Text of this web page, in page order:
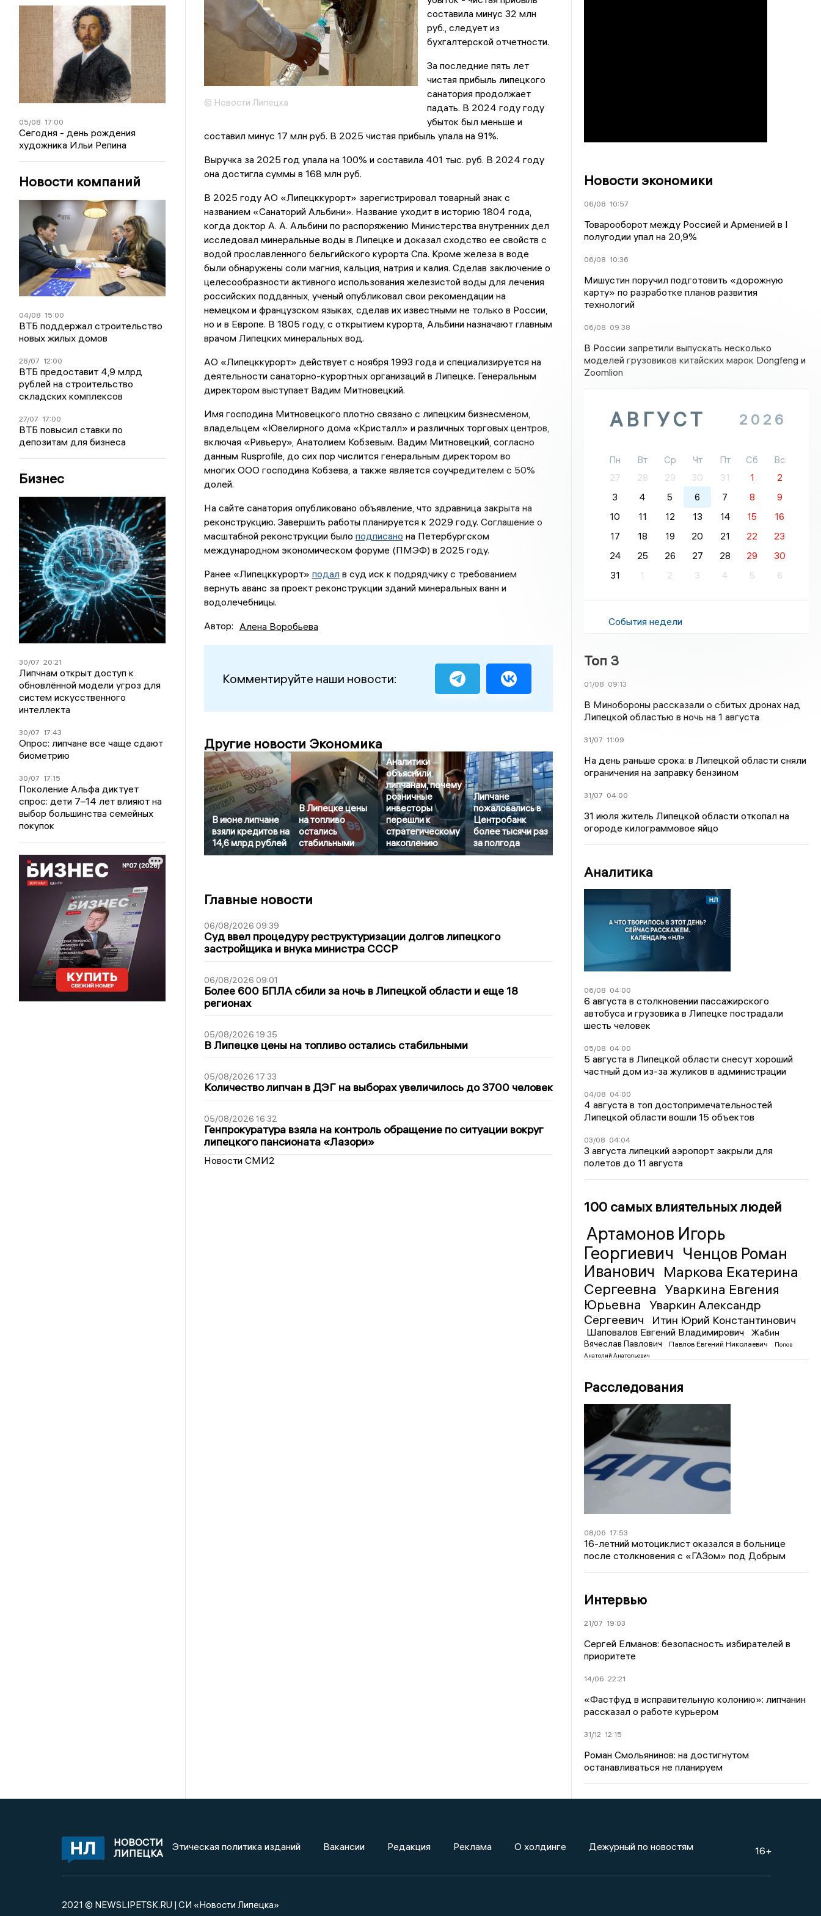
05/08 17:00
Сегодня - день рождения
художника Ильи Репина
Новости компаний
04/08 15:00
ВТБ поддержал строительство
новых жилых домов
28/07 12:00
ВТБ предоставит 4,9 млрд
рублей на строительство
складских комплексов
27/07 17:00
ВТБ повысил ставки по
депозитам для бизнеса
Бизнес
30/07 20:21
Липчнам открыт доступ к
обновлённой модели угроз для
систем искусственного
интеллекта
30/07 17:43
Опрос: липчане все чаще сдают
биометрию
30/07 17:15
Поколение Альфа диктует
спрос: дети 7–14 лет влияют на
выбор большинства семейных
покупок
© Новости Липецка
составила минус 32 млн
руб., следует из
бухгалтерской отчетности.
За последние пять лет
чистая прибыль липецкого
санатория продолжает
падать. В 2024 году году
убыток был меньше и
составил минус 17 млн руб. В 2025 чистая прибыль упала на 91%.
Выручка за 2025 год упала на 100% и составила 401 тыс. руб. В 2024 году
она достигла суммы в 168 млн руб.
В 2025 году АО «Липецккурорт» зарегистрировал товарный знак с
названием «Санаторий Альбини». Название уходит в историю 1804 года,
когда доктор А. А. Альбини по распоряжению Министерства внутренних дел
исследовал минеральные воды в Липецке и доказал сходство ее свойств с
водой прославленного бельгийского курорта Спа. Кроме железа в воде
были обнаружены соли магния, кальция, натрия и калия. Сделав заключение о
целесообразности активного использования железистой воды для лечения
российских подданных, ученый опубликовал свои рекомендации на
немецком и французском языках, сделав их известными не только в России,
но и в Европе. В 1805 году, с открытием курорта, Альбини назначают главным
врачом Липецких минеральных вод.
АО «Липецккурорт» действует с ноября 1993 года и специализируется на
деятельности санаторно-курортных организаций в Липецке. Генеральным
директором выступает Вадим Митновецкий.
Имя господина Митновецкого плотно связано с липецким бизнесменом,
владельцем «Ювелирного дома «Кристалл» и различных торговых центров,
включая «Ривьеру», Анатолием Кобзевым. Вадим Митновецкий, согласно
данным Rusprofile, до сих пор числится генеральным директором во
многих ООО господина Кобзева, а также является соучредителем с 50%
долей.
На сайте санатория опубликовано объявление, что здравница закрыта на
реконструкцию. Завершить работы планируется к 2029 году. Соглашение о
масштабной реконструкции было подписано на Петербургском
международном экономическом форуме (ПМЭФ) в 2025 году.
Ранее «Липецккурорт» подалв суд иск к подрядчику с требованием
вернуть аванс за проект реконструкции зданий минеральных ванн и
водолечебницы.
Автор: Алена Воробьева
Комментируйте наши новости:
Другие новости Экономика
В июне липчане
взяли кредитов на
14,6 млрд рублей
В Липецке цены
на топливо
остались
стабильными
Аналитики
объяснили
липчанам, почему
розничные
инвесторы
перешли к
стратегическому
накоплению
Липчане
пожаловались в
Центробанк
более тысячи раз
за полгода
Главные новости
06/08/2026 09:39
Суд ввел процедуру реструктуризации долгов липецкого
застройщика и внука министра СССР
06/08/2026 09:01
Более 600 БПЛА сбили за ночь в Липецкой области и еще 18
регионах
05/08/2026 19:35
В Липецке цены на топливо остались стабильными
05/08/2026 17:33
Количество липчан в ДЭГ на выборах увеличилось до 3700 человек
05/08/2026 16:32
Генпрокуратура взяла на контроль обращение по ситуации вокруг
липецкого пансионата «Лазори»
Новости СМИ2
Новости экономики
06/08 10:57
Товарооборот между Россией и Арменией в I
полугодии упал на 20,9%
06/08 10:36
Мишустин поручил подготовить «дорожную
карту» по разработке планов развития
технологий
06/08 09:38
В России запретили выпускать несколько
моделей грузовиков китайских марок Dongfeng и
Zoomlion
АВГУСТ 2026
Пн Вт Ср Чт Пт Сб
Вс
27
28 29 30 31 1
2
3
4 5 6 7 8
9
10
11 12 13 14 15
16
17
18 19 20 21 22
23
24
25 26 27 28 29
30
31
1 2 3 4 5 6
События недели
Топ 3
01/08 09:13
В Минобороны рассказали о сбитых дронах над
Липецкой областью в ночь на 1 августа
31/07 11:09
На день раньше срока: в Липецкой области сняли
ограничения на заправку бензином
31/07 04:00
31 июля житель Липецкой области откопал на
огороде килограммовое яйцо
Аналитика
06/08 04:00
6 августа в столкновении пассажирского
автобуса и грузовика в Липецке пострадали
шесть человек
05/08 04:00
5 августа в Липецкой области снесут хороший
частный дом из-за жуликов в администрации
04/08 04:00
4 августа в топ достопримечательностей
Липецкой области вошли 15 объектов
03/08 04:04
3 августа липецкий аэропорт закрыли для
полетов до 11 августа
100 самых влиятельных людей
Артамонов Игорь
Георгиевич Ченцов Роман
Иванович Маркова Екатерина
Сергеевна Уваркина Евгения
Юрьевна
Уваркин Александр
Сергеевич
Итин Юрий Константинович
Шаповалов Евгений Владимирович
Жабин
Вячеслав Павлович
Павлов Евгений Николаевич
Попов
Анатолий Анатольевич
Расследования
08/06 17:53
16-летний мотоциклист оказался в больнице
после столкновения с «ГАЗом» под Добрым
Интервью
21/07 19:03
Сергей Елманов: безопасность избирателей в
приоритете
14/06 22:21
«Фастфуд в исправительную колонию»: липчанин
рассказал о работе курьером
31/12 12:15
Роман Смольянинов: на достигнутом
останавливаться не планируем
НОВОСТИ
ЛИПЕЦКА
Этическая политика изданий Вакансии Редакция Реклама О холдинге Дежурный по новостям 16+
2021 © NEWSLIPETSK.RU | СИ «Новости Липецка»